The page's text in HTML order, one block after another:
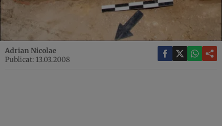
Adrian Nicolae
Publicat: 13.03.2008